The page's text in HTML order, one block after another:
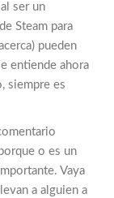
ser un
Steam para
pueden
entiende ahora
siempre es
o es un
Vaya
a alguien a